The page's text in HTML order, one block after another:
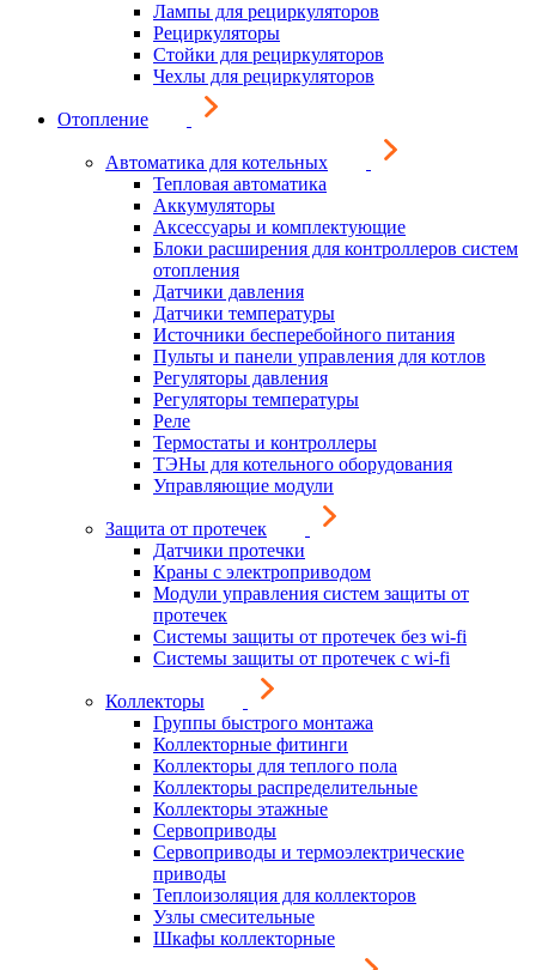
Лампы для рециркуляторов
Рециркуляторы
Стойки для рециркуляторов
Чехлы для рециркуляторов
Отопление
Автоматика для котельных
Тепловая автоматика
Аккумуляторы
Аксессуары и комплектующие
Блоки расширения для контроллеров систем
отопления
Датчики давления
Датчики температуры
Источники бесперебойного питания
Пульты и панели управления для котлов
Регуляторы давления
Регуляторы температуры
Реле
Термостаты и контроллеры
ТЭНы для котельного оборудования
Управляющие модули
Защита от протечек
Датчики протечки
Краны с электроприводом
Модули управления систем защиты от
протечек
Системы защиты от протечек без wi-fi
Системы защиты от протечек с wi-fi
Коллекторы
Группы быстрого монтажа
Коллекторные фитинги
Коллекторы для теплого пола
Коллекторы распределительные
Коллекторы этажные
Сервоприводы
Сервоприводы и термоэлектрические
приводы
Теплоизоляция для коллекторов
Узлы смесительные
Шкафы коллекторные